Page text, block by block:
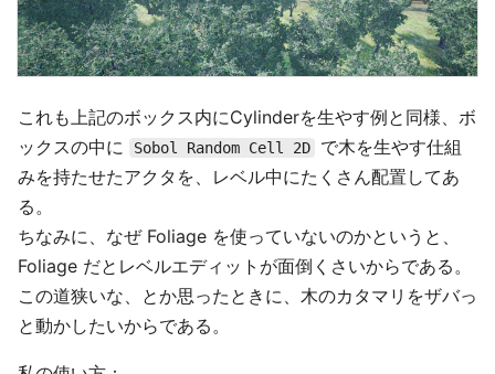
これも上記のボックス内にCylinderを生やす例と同様、ボ
ックスの中に
Sobol Random Cell 2D
で木を生やす仕組
みを持たせたアクタを、レベル中にたくさん配置してあ
る。
ちなみに、なぜ Foliage を使っていないのかというと、
Foliage だとレベルエディットが面倒くさいからである。
この道狭いな、とか思ったときに、木のカタマリをザバっ
と動かしたいからである。